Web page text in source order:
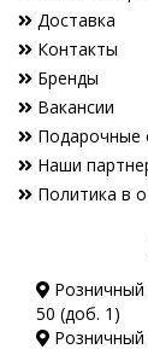
Доставка
Контакты
Бренды
Вакансии
Подарочные
Наши
Политика в
Розничный
50 (доб. 1)
Розничный